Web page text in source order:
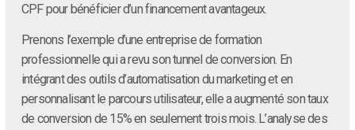
CPF pour bénéficier d’un financement avantageux.
Prenons l’exemple d’une entreprise de formation
professionnelle qui a revu son tunnel de conversion. En
intégrant des outils d’automatisation du marketing et en
personnalisant le parcours utilisateur, elle a augmenté son taux
de conversion de 15% en seulement trois mois. L’analyse des